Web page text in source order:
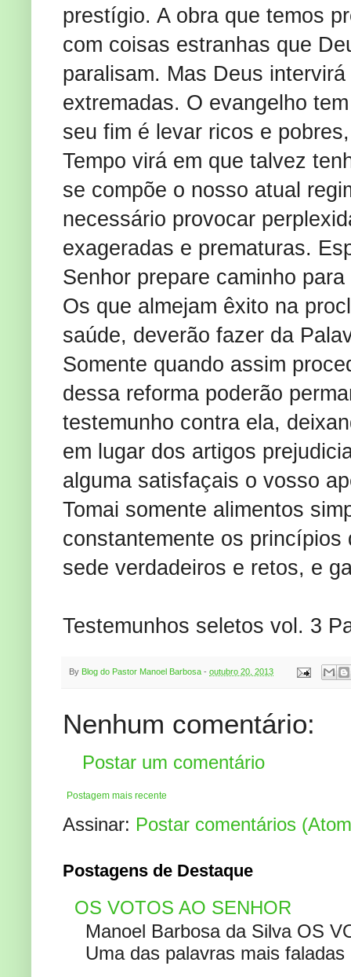
prestígio. A obra que temos
com coisas estranhas que
paralisam. Mas Deus
extremadas. O evangelho
seu fim é levar ricos e
Tempo virá em que talvez
se compõe o nosso atual
necessário provocar
exageradas e prematuras.
Senhor prepare caminho
Os que almejam êxito na
saúde, deverão fazer da
Somente quando assim
dessa reforma poderão
testemunho contra ela,
em lugar dos artigos
alguma satisfaçais o vosso
Tomai somente alimentos
constantemente os
sede verdadeiros e retos, e
Testemunhos seletos vol. 3
By Blog do Pastor Manoel Barbosa - outubro 20, 2013
Nenhum comentário:
Postar um comentário
Postagem mais recente
Assinar: Postar comentários
Postagens de Destaque
OS VOTOS AO SENHOR
Manoel Barbosa da Silva OS
Uma das palavras mais